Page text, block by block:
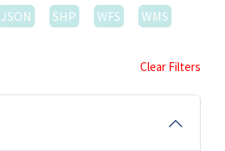
JSON SHP WFS WMS
Clear Filters